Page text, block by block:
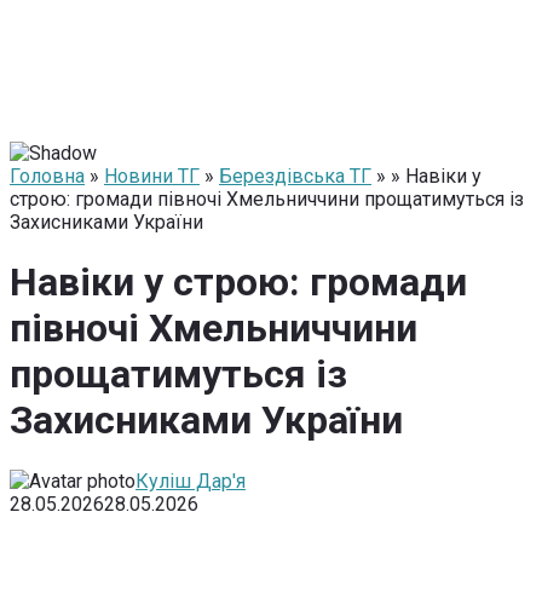
Головна » Новини ТГ » Берездівська ТГ » » Навіки у
строю: громади півночі Хмельниччини прощатимуться із
Захисниками України
Навіки у строю: громади
півночі Хмельниччини
прощатимуться із
Захисниками України
Куліш Дар'я
28.05.202628.05.2026